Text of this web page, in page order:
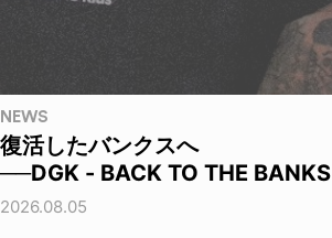
NEWS
復活したバンクスへ
──DGK - BACK TO THE BANKS
2026.08.05